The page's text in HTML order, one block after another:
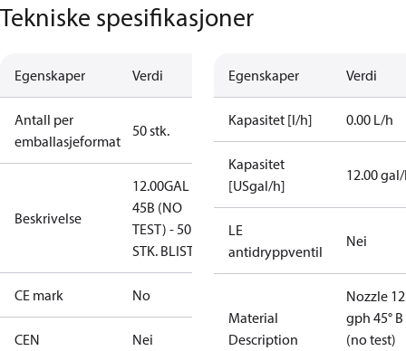
Tekniske spesifikasjoner
Egenskaper Verdi
Antall per
emballasjeformat
50 stk.
Beskrivelse
12.00GAL
45B (NO
TEST) - 50
STK. BLISTER
CE mark No
CEN Nei
Egenskaper Verdi
Kapasitet [l/h] 0.00 L/h
Kapasitet
[USgal/h]
12.00
LE
antidryppventil
Nei
Material
Description
Nozzle
gph 45° B
(no test)